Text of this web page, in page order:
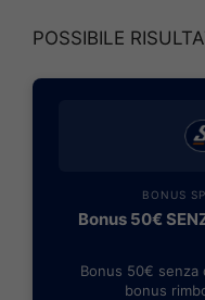
POSSIBILE
BONUS
Bonus 50€
Bonus 50€
bonus